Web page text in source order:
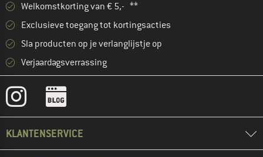
Welkomstkorting van € 5,- **
Exclusieve toegang tot kortingsacties
Sla producten op je verlanglijstje op
Verjaardagsverrassing
KLANTENSERVICE